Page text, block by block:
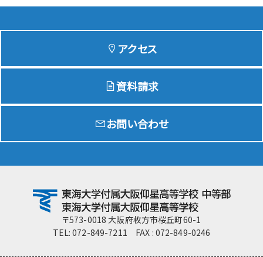
アクセス
資料請求
お問い合わせ
〒573-0018 大阪府枚方市桜丘町60-1
TEL: 072-849-7211 FAX : 072-849-0246